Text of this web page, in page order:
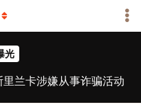
光
兰卡涉嫌从事诈骗活动